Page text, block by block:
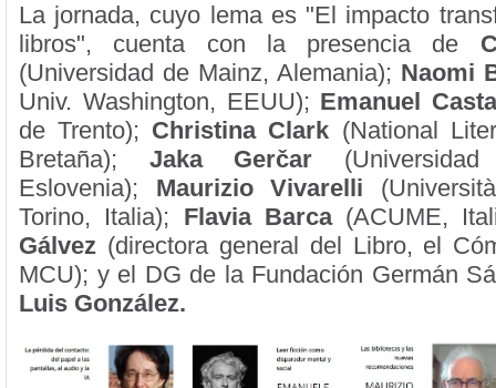
La jornada, cuyo lema es "El impacto
libros", cuenta con la presencia de
(Universidad de Mainz, Alemania); Naomi
Univ. Washington, EEUU); Emanuel
de Trento); Christina Clark (National
Bretaña); Jaka Gerčar
Eslovenia); Maurizio Vivarelli
Torino, Italia); Flavia Barca (ACUME,
Gálvez (directora general del Libro, el
MCU); y el DG de la Fundación Germán
Luis González.